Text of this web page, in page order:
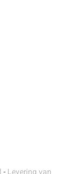
- Levering van